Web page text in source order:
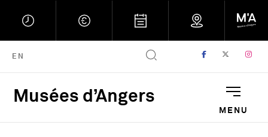
EN FACEBOOK
, OUVRETWITTER
,
Musées d’Angers Musées d'Angers :
MENU